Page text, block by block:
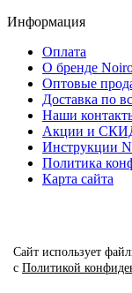
Информация
Оплата
О бренде
Оптовые
Доставка по
Наши
Акции и
Инструкции
Политика
Карта сайта
info@noirot-
Заказать
Сайт использует
с Политикой